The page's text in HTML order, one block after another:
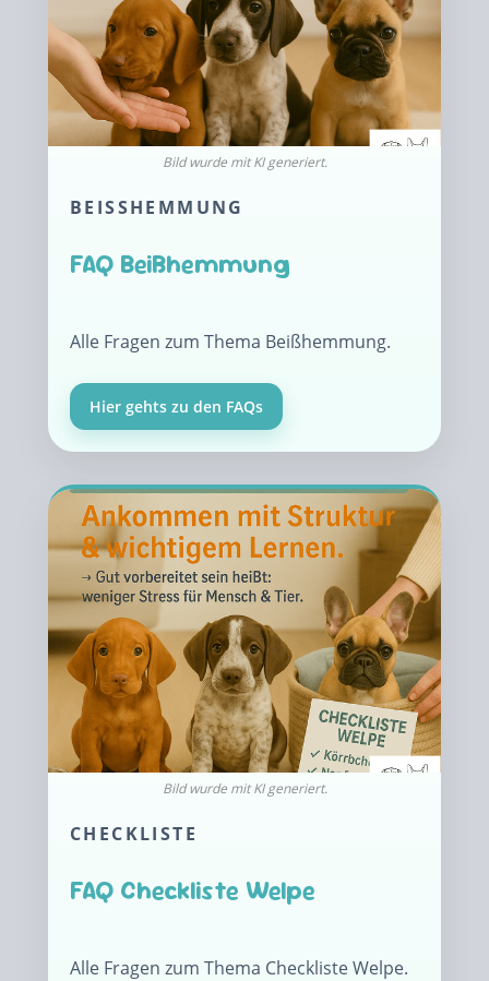
BEISSHEMMUNG
FAQ Beißhemmung
Alle Fragen zum Thema Beißhemmung.
Hier gehts zu den FAQs
CHECKLISTE
FAQ Checkliste Welpe
Alle Fragen zum Thema Checkliste Welpe.